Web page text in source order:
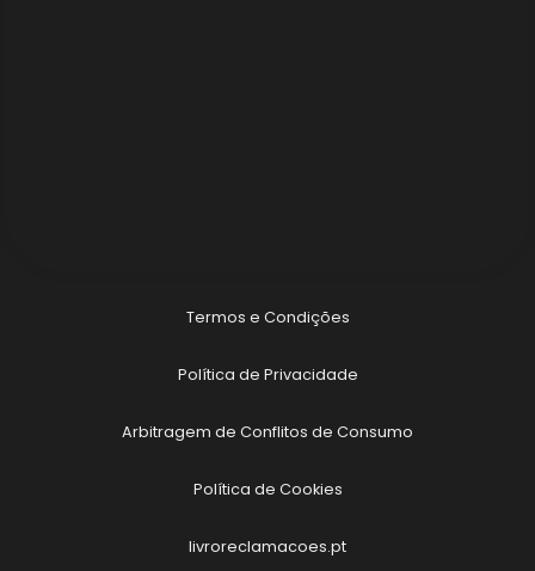
Termos e Condições
Política de Privacidade
Arbitragem de Conflitos de Consumo
Política de Cookies
livroreclamacoes.pt